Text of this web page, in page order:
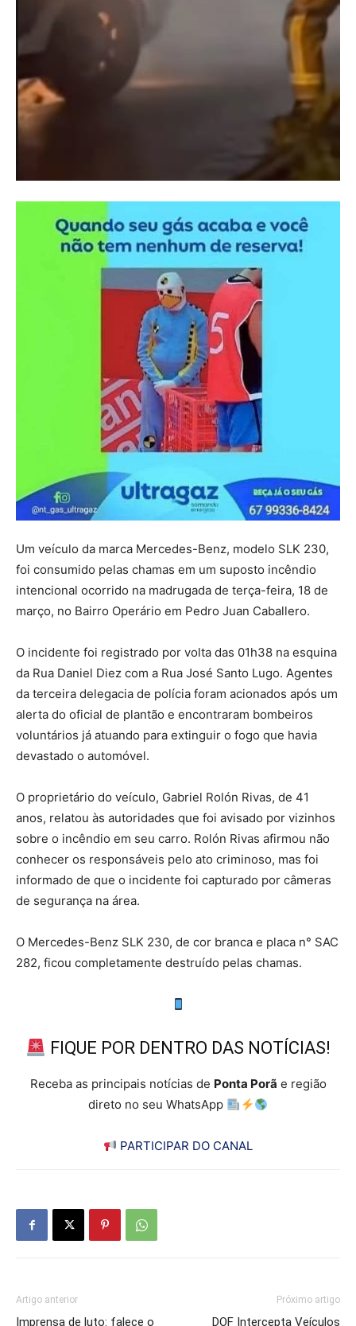
Um veículo da marca Mercedes-Benz, modelo SLK 230,
foi consumido pelas chamas em um suposto incêndio
intencional ocorrido na madrugada de terça-feira, 18 de
março, no Bairro Operário em Pedro Juan Caballero.
O incidente foi registrado por volta das 01h38 na esquina
da Rua Daniel Diez com a Rua José Santo Lugo. Agentes
da terceira delegacia de polícia foram acionados após um
alerta do oficial de plantão e encontraram bombeiros
voluntários já atuando para extinguir o fogo que havia
devastado o automóvel.
O proprietário do veículo, Gabriel Rolón Rivas, de 41
anos, relatou às autoridades que foi avisado por vizinhos
sobre o incêndio em seu carro. Rolón Rivas afirmou não
conhecer os responsáveis pelo ato criminoso, mas foi
informado de que o incidente foi capturado por câmeras
de segurança na área.
O Mercedes-Benz SLK 230, de cor branca e placa n° SAC
282, ficou completamente destruído pelas chamas.
FIQUE POR DENTRO DAS NOTÍCIAS!
Receba as principais notícias de Ponta Porã e região
direto no seu WhatsApp
PARTICIPAR DO CANAL
Artigo anterior
Imprensa de luto: falece o
Próximo artigo
DOF Intercepta Veículos